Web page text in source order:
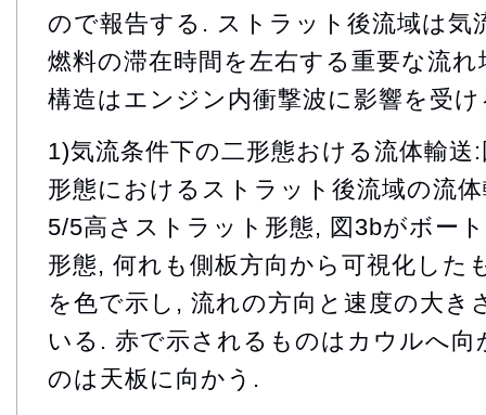
ので報告する. ストラット後流域は気
燃料の滞在時間を左右する重要な流
構造はエンジン内衝撃波に影響を受
1)気流条件下の二形態おける流体輸送
形態におけるストラット後流域の流
5/5高さストラット形態, 図3bがボー
形態, 何れも側板方向から可視化した
を色で示し, 流れの方向と速度の大き
いる. 赤で示されるものはカウルへ
のは天板に向かう.